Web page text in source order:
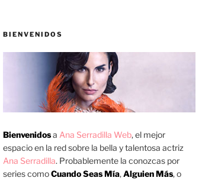
BIENVENIDOS
Bienvenidosa Ana Serradilla Web, el mejor
espacio en la red sobre la bella y talentosa actriz
Ana Serradilla. Probablemente la conozcas por
series comoCuando Seas Mía,Alguien Más, o